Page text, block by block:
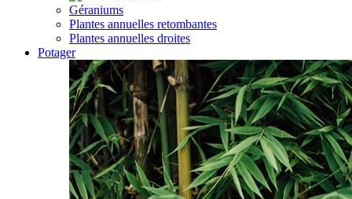
Géraniums
Plantes annuelles retombantes
Plantes annuelles droites
Potager